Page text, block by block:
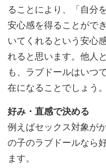
ることにより、「自分
安心感を得ることがで
いてくれるという安心
れると思います。他人
も、ラブドールはいつ
在になることでしょう。
好み・直感で決める
例えばセックス対象が
の子のラブドールなら
ます。